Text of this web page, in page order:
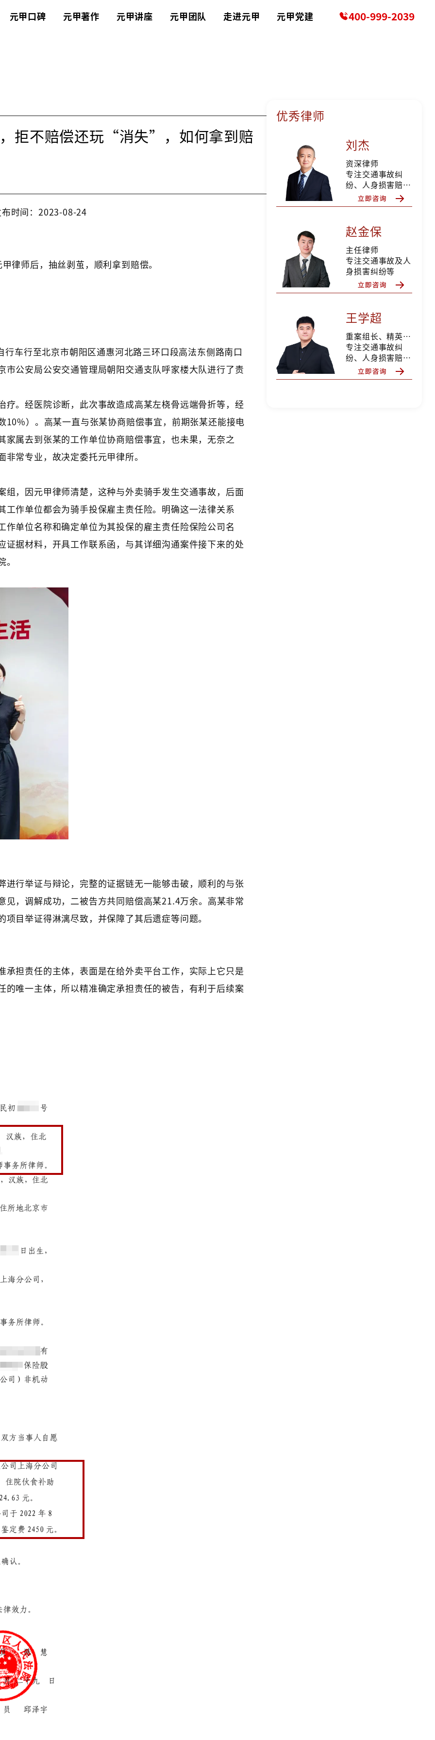
元甲口碑 元甲著作 元甲讲座 元甲团队 走进元甲 元甲党建 400-999-2039
拒不赔偿还玩“消失”，如何拿到赔
时间：2023-08-24
律师后，抽丝剥茧，顺利拿到赔偿。
车行至北京市朝阳区通惠河北路三环口段高法东侧路南口
公安局公安交通管理局朝阳交通支队呼家楼大队进行了责
。经医院诊断，此次事故造成高某左桡骨远端骨折等，经
）。高某一直与张某协商赔偿事宜，前期张某还能接电
属去到张某的工作单位协商赔偿事宜，也未果，无奈之
常专业，故决定委托元甲律所。
，因元甲律师清楚，这种与外卖骑手发生交通事故，后面
作单位都会为骑手投保雇主责任险。明确这一法律关系
单位名称和确定单位为其投保的雇主责任险保险公司名
据材料，开具工作联系函，与其详细沟通案件接下来的处
行举证与辩论，完整的证据链无一能够击破，顺利的与张
，调解成功，二被告方共同赔偿高某21.4万余。高某非常
目举证得淋漓尽致，并保障了其后遗症等问题。
担责任的主体，表面是在给外卖平台工作，实际上它只是
唯一主体，所以精准确定承担责任的被告，有利于后续案
优秀律师
刘杰
资深律师
专注交通事故纠
纷、人身损害赔偿
赵金保
主任律师
专注交通事故及人
身损害纠纷等
王学超
重案组长、精英律师
专注交通事故纠
纷、人身损害赔
偿、合同纠纷、婚
姻家事等